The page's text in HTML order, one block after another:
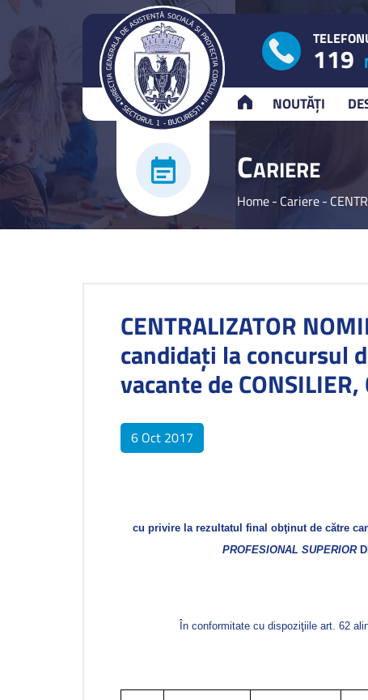
ACASĂNOUTĂȚI
119
CARIERE
Home- Cariere-
CENTRALIZATOR
candidaţi la concursul
vacante de CONSILIER,
6 Oct 2017
cu privire la rezultatul final obţinut de către
PROFESIONAL SUPERIOR DI
În conformitate cu dispoziţiile art. 62